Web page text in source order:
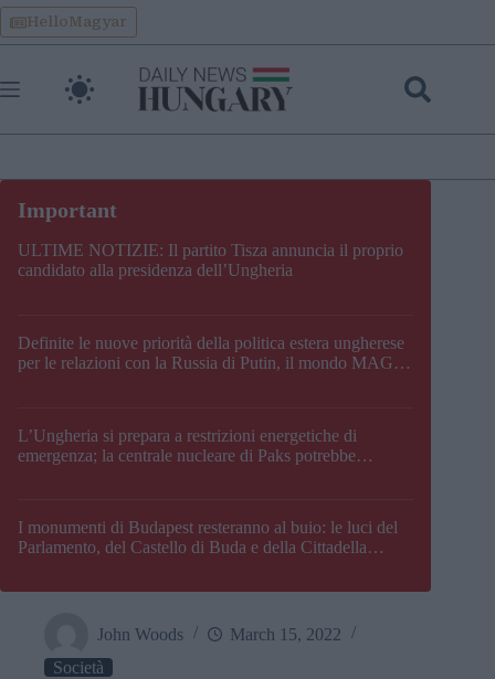
Skip
to
content
HelloMagyar
ULTIME NOTIZIE: Il partito Tisza annuncia il proprio
candidato alla presidenza dell’Ungheria
Definite le nuove priorità della politica estera ungherese
per le relazioni con la Russia di Putin, il mondo MAGA,
L’Ungheria si prepara a restrizioni energetiche di
emergenza; la centrale nucleare di Paks potrebbe
I monumenti di Budapest resteranno al buio: le luci del
Parlamento, del Castello di Buda e della Cittadella
John Woods
March 15, 2022
Società